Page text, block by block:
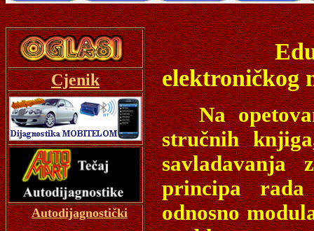
Cjenik
Autodijagnostički
elektroničkog
Na
stručnih
savladavanja
principa rada
odnosno